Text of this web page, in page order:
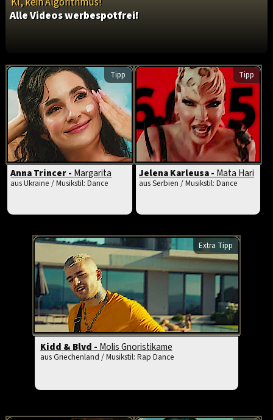
Alle Videos werbespotfrei!
Tipp
Anna Trincer - Margarita
aus Ukraine / Musikstil: Dance
Tipp
Jelena Karleusa - Mata Hari
aus Serbien / Musikstil: Dance
Extra Tipp
Kidd & Blvd - Molis Gnoristikame
aus Griechenland / Musikstil: Rap Dance